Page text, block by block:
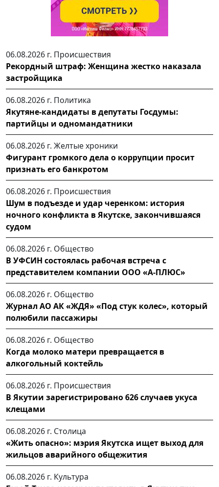
06.08.2026 г. Происшествия
Рекордный штраф: Женщина жестко наказала
застройщика
06.08.2026 г. Политика
Якутяне-кандидаты в депутаты Госдумы:
партийцы и одномандатники
06.08.2026 г. Желтые хроники
Фигурант громкого дела о коррупции просит
признать его банкротом
06.08.2026 г. Происшествия
Шум в подъезде и удар черенком: история
ночного конфликта в Якутске, закончившаяся
судом
06.08.2026 г. Общество
В УФСИН состоялась рабочая встреча с
представителем компании ООО «А-ПЛЮС»
06.08.2026 г. Общество
Журнал АО АК «ЖДЯ» «Под стук колес», который
полюбили пассажиры
06.08.2026 г. Общество
Когда молоко матери превращается в
алкогольный коктейль
06.08.2026 г. Происшествия
В Якутии зарегистрировано 626 случаев укуса
клещами
06.08.2026 г. Столица
«Жить опасно»: мэрия Якутска ищет выход для
жильцов аварийного общежития
06.08.2026 г. Культура